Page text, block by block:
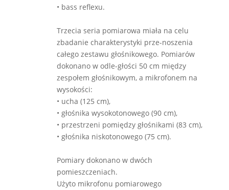
• bass reflexu.
Trzecia seria pomiarowa miała na celu
zbadanie charakterystyki prze-noszenia
całego zestawu głośnikowego. Pomiarów
dokonano w odle-głości 50 cm między
zespołem głośnikowym, a mikrofonem na
wysokości:
• ucha (125 cm),
• głośnika wysokotonowego (90 cm),
• przestrzeni pomiędzy głośnikami (83 cm),
• głośnika niskotonowego (75 cm).
Pomiary dokonano w dwóch
pomieszczeniach.
Użyto mikrofonu pomiarowego